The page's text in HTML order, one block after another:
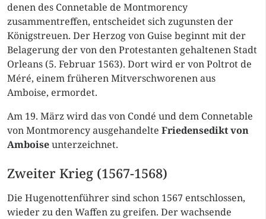
denen des Connetable de Montmorency
zusammentreffen, entscheidet sich zugunsten der
Königstreuen. Der Herzog von Guise beginnt mit der
Belagerung der von den Protestanten gehaltenen Stadt
Orleans (5. Februar 1563). Dort wird er von Poltrot de
Méré, einem früheren Mitverschworenen aus
Amboise, ermordet.
Am 19. März wird das von Condé und dem Connetable
von Montmorency ausgehandelte Friedensedikt von
Amboiseunterzeichnet.
Zweiter Krieg (1567-1568)
Die Hugenottenführer sind schon 1567 entschlossen,
wieder zu den Waffen zu greifen. Der wachsende